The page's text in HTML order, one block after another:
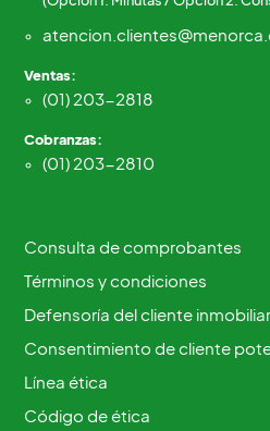
Ventas:
(01) 203-2818
Cobranzas:
(01) 203-2810
Consulta de comprobantes
Términos y condiciones
Defensoría del cliente
Consentimiento de cliente
Línea ética
Código de ética